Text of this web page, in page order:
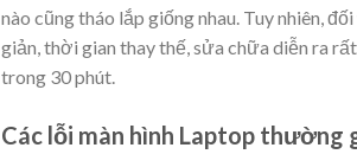
nào cũng tháo lắp giống nhau. Tuy nhiên,
giản, thời gian thay thế, sửa chữa diễn ra
trong 30 phút.
Các lỗi màn hình Laptop thường